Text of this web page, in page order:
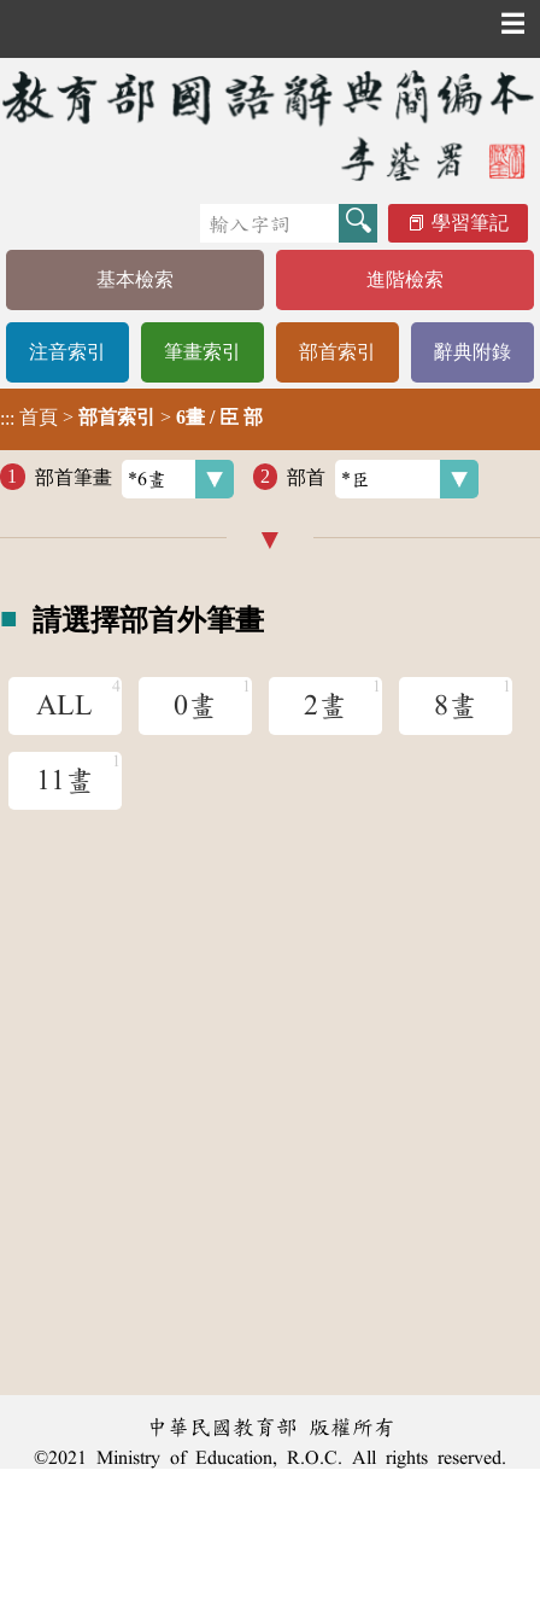
☰
學習筆記
基本檢索 進階檢索
注音索引 筆畫索引 部首索引 辭典附錄
::: 首頁 > 部首索引 > 6畫 / 臣 部
部首筆畫 部首
請選擇部首外筆畫
ALL 0畫 2畫 8畫
11畫
中華民國教育部 版權所有
©2021 Ministry of Education, R.O.C. All rights reserved.